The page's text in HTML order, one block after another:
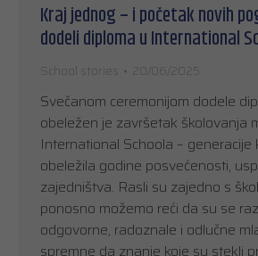
Kraj jednog – i početak novih
dodeli diploma u International
School stories 20/06/2025
Svečanom ceremonijom dodele
obeležen je završetak školovanja
International Schoola – generacije
obeležila godine posvećenosti,
zajedništva. Rasli su zajedno s
ponosno možemo reći da su se
odgovorne, radoznale i odlučne
spremne da znanje koje su stekli